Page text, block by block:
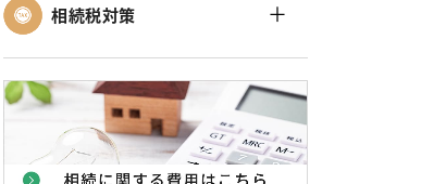
相続税対策 ＋